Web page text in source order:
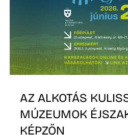
AZ ALKOTÁS
MÚZEUMOK
KÉPZŐN